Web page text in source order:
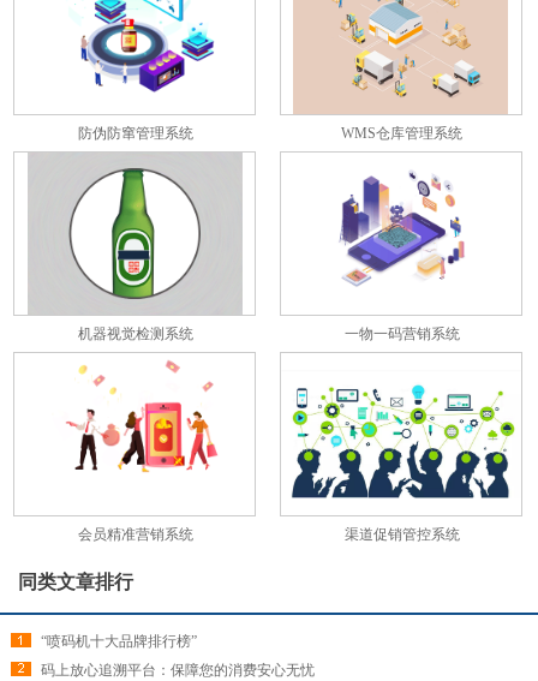
防伪防窜管理系统 WMS仓库管理系统
机器视觉检测系统 一物一码营销系统
会员精准营销系统 渠道促销管控系统
同类文章排行
“喷码机十大品牌排行榜”
码上放心追溯平台：保障您的消费安心无忧